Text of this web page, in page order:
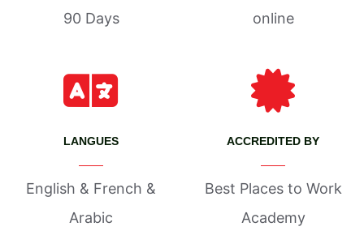
90 Days online
LANGUES
English & French &
Arabic
ACCREDITED BY
Best Places to Work
Academy